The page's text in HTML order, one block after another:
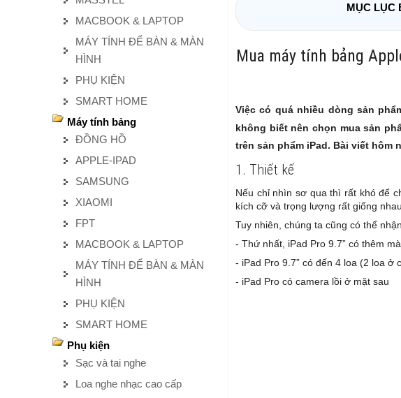
MACBOOK & LAPTOP
MÁY TÍNH ĐỂ BÀN & MÀN
HÌNH
PHỤ KIỆN
SMART HOME
Máy tính bảng
ĐỒNG HỒ
APPLE-IPAD
SAMSUNG
XIAOMI
FPT
MACBOOK & LAPTOP
MÁY TÍNH ĐỂ BÀN & MÀN
HÌNH
PHỤ KIỆN
SMART HOME
Phụ kiện
Sạc và tai nghe
Loa nghe nhạc cao cấp
MỤC LỤC
Mua máy tính bảng
Việc có quá nhiều dòng sản
không biết nên chọn mua sản
trên sản phẩm iPad. Bài viết hôm
1. Thiết kế
Nếu chỉ nhìn sơ qua thì rất khó để
kích cỡ và trọng lượng rất giống nhau.
Tuy nhiên, chúng ta cũng có thể
- Thứ nhất, iPad Pro 9.7” có thêm
- iPad Pro 9.7” có đến 4 loa (2 loa ở
- iPad Pro có camera lồi ở mặt sau